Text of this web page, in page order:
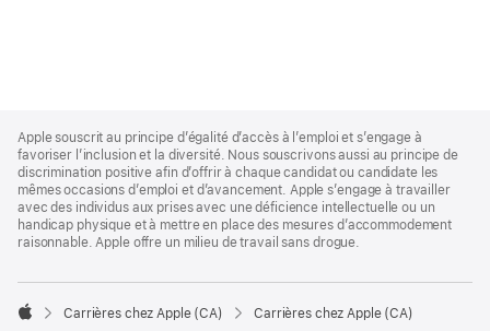
Footer
Apple souscrit au principe d’égalité d’accès à l’emploi et s’engage à
favoriser l’inclusion et la diversité. Nous souscrivons aussi au principe de
discrimination positive afin d’offrir à chaque candidat ou candidate les
mêmes occasions d’emploi et d’avancement. Apple s’engage à travailler
avec des individus aux prises avec une déficience intellectuelle ou un
handicap physique et à mettre en place des mesures d’accommodement
raisonnable. Apple offre un milieu de travail sans drogue.

Carrières chez Apple (CA) Carrières chez Apple (CA)